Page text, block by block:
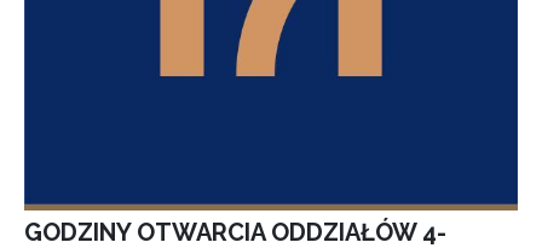
GODZINY OTWARCIA ODDZIAŁÓW 4-